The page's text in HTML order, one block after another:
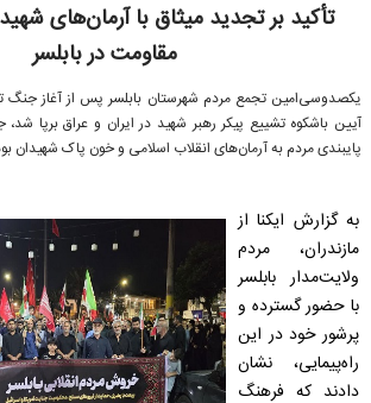
تأکید بر تجدید میثاق با آرمان‌های
مقاومت در بابلسر
یکصدوسی‌امین تجمع مردم شهرستان بابلسر پس از آغاز جنگ
آیین باشکوه تشییع پیکر رهبر شهید در ایران و عراق برپا
پایبندی مردم به آرمان‌های انقلاب اسلامی و خون پاک شهیدان
به گزارش ایکنا از
مازندران، مردم
ولایت‌مدار بابلسر
با حضور گسترده و
پرشور خود در این
راه‌پیمایی، نشان
دادند که فرهنگ